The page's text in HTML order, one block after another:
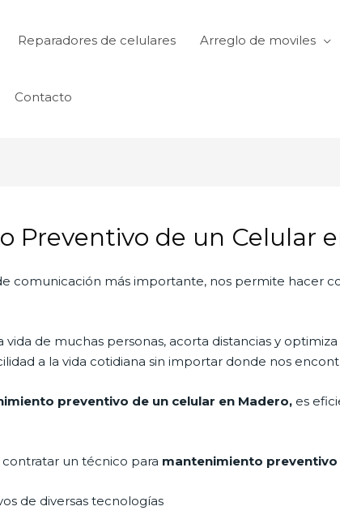
Reparadores de celulares Arreglo de moviles
Contacto
Preventivo de un Celular
comunicación más importante, nos permite hacer
vida de muchas personas, acorta distancias y
a la vida cotidiana sin importar donde nos
preventivo de un celular en Madero, es
un técnico para mantenimiento
de diversas tecnologías